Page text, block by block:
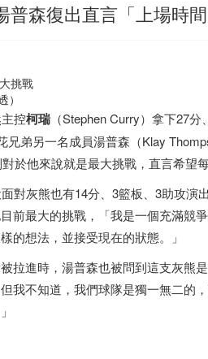
普森復出直言「上場時
控柯瑞（Stephen Curry）拿下27分
弟另一名成員湯普森（Klay
於他來說就是最大挑戰，直言希望
對灰熊也有14分、3籃板、3助攻演
前最大的挑戰，「我是一個充滿競
的想法，並接受現在的狀態。」
拉進時，湯普森也被問到這支灰熊
我不知道，我們球隊是獨一無二的